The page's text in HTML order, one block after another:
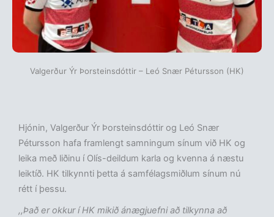
Valgerður Ýr Þorsteinsdóttir – Leó Snær Pétursson (HK)
Hjónin, Valgerður Ýr Þorsteinsdóttir og Leó Snær
Pétursson hafa framlengt samningum sínum við HK og
leika með liðinu í Olís-deildum karla og kvenna á næstu
leiktíð. HK tilkynnti þetta á samfélagsmiðlum sínum nú
rétt í þessu.
,,Það er okkur í HK mikið ánægjuefni að tilkynna að